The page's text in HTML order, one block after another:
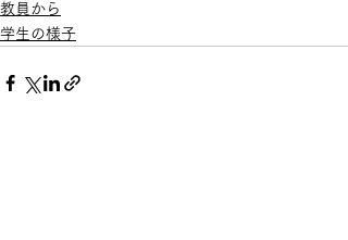
教員から
学生の様子